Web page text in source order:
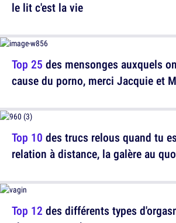
le lit c'est la vie
Top 10 des trucs relous quand tu
relation à distance, la galère au
Top 25 des mensonges auxquels
cause du porno, merci Jacquie et
Top 12 des différents types